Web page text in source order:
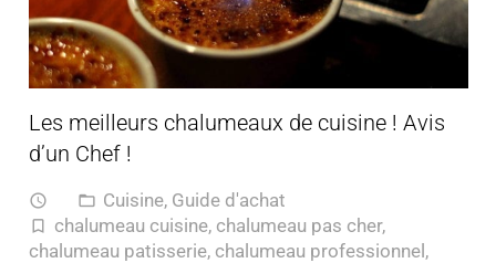
Les meilleurs chalumeaux de cuisine ! Avis
d’un Chef !
access_time folder_open Cuisine, Guide d'achat
turned_in_not chalumeau cuisine, chalumeau pas cher,
chalumeau patisserie, chalumeau professionnel,